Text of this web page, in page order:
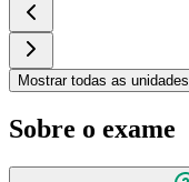
Mostrar todas as unidades
Sobre o exame